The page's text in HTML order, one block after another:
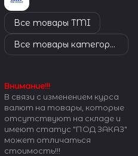
Все товары TMI
Все товары категории
Внимание!!!
В связи с изменением курса
валют на товары, которые
отсутствуют на складе и
имеют статус "ПОД ЗАКАЗ"
может отличаться
стоимость!!!